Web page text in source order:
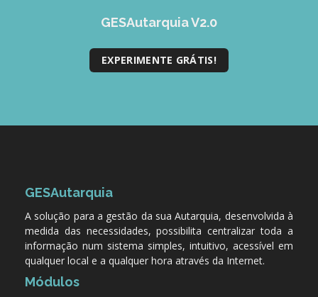
GESAutarquia V2.0
EXPERIMENTE GRÁTIS!
GESAutarquia
A solução para a gestão da sua Autarquia, desenvolvida à
medida das necessidades, possibilita centralizar toda a
informação num sistema simples, intuitivo, acessível em
qualquer local e a qualquer hora através da Internet.
Módulos